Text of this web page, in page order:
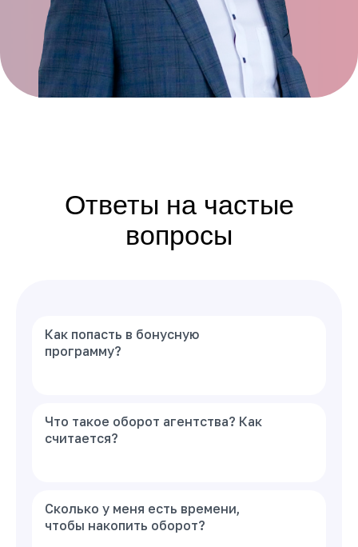
Как попасть в бонусную
программу?
Что такое оборот агентства? Как
считается?
Сколько у меня есть времени,
чтобы накопить оборот?